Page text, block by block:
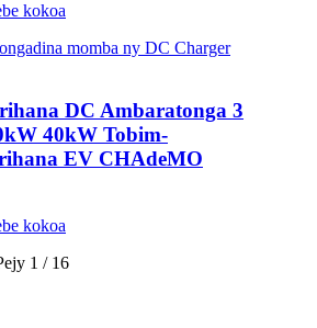
kokoa
DC Ambaratonga 3
40kW Tobim-
EV CHAdeMO
kokoa
1 / 16